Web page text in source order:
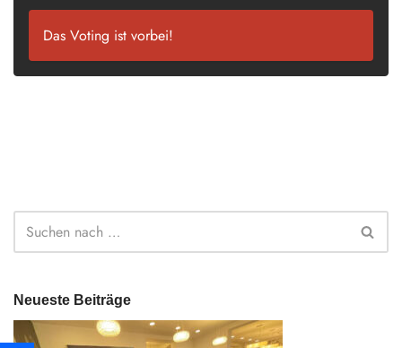
Das Voting ist vorbei!
Neueste Beiträge